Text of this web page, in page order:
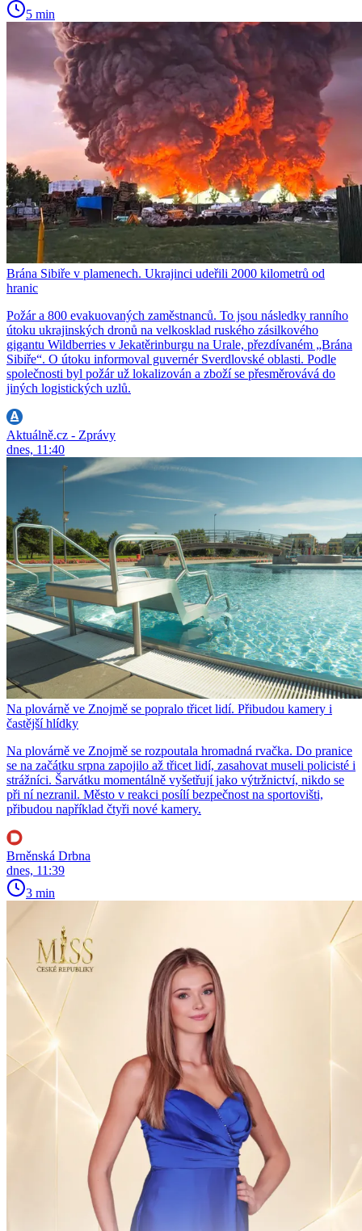
5 min
Brána Sibiře v plamenech. Ukrajinci udeřili 2000 kilometrů od
hranic
Požár a 800 evakuovaných zaměstnanců. To jsou následky ranního
útoku ukrajinských dronů na velkosklad ruského zásilkového
gigantu Wildberries v Jekatěrinburgu na Urale, přezdívaném „Brána
Sibiře“. O útoku informoval guvernér Sverdlovské oblasti. Podle
společnosti byl požár už lokalizován a zboží se přesměrovává do
jiných logistických uzlů.
Aktuálně.cz - Zprávy
dnes, 11:40
Na plovárně ve Znojmě se popralo třicet lidí. Přibudou kamery i
častější hlídky
Na plovárně ve Znojmě se rozpoutala hromadná rvačka. Do pranice
se na začátku srpna zapojilo až třicet lidí, zasahovat museli policisté i
strážníci. Šarvátku momentálně vyšetřují jako výtržnictví, nikdo se
při ní nezranil. Město v reakci posílí bezpečnost na sportovišti,
přibudou například čtyři nové kamery.
Brněnská Drbna
dnes, 11:39
3 min